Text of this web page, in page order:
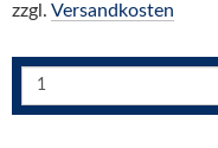
zzgl. Versandkosten